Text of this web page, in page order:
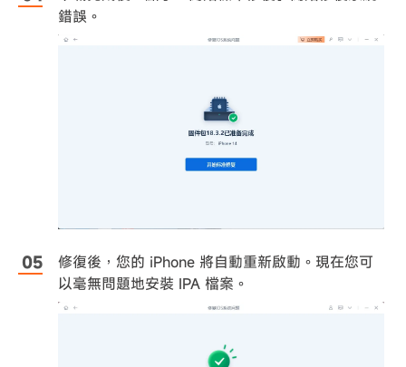
錯誤。
修復後，您的 iPhone 將自動重新啟動。現在您可
以毫無問題地安裝 IPA 檔案。